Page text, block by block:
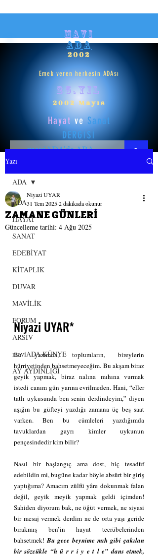
mavi
ADA
2002
Emek veren herkesin ADAsı
25.yıl
2002 Mayıs
HayatveSanat
DERGİSİ
SANAT
GİRİŞ YAP
Yazı
ADA
HAYAT
SANAT
EDEBİYAT
KİTAPLIK
DUVAR
MAVİLİK
FORUM
ARSİV
maviADA KÜNYE
AY AYDINLIĞI
ADA
ZAMANE GÜNLERİ
Niyazi UYAR
31 Tem 20252 dakikada okunur
Güncelleme tarihi: 4 Ağu 2025
Niyazi UYAR*
Bu yazımda, toplumların, bireylerin
hürriyetinden bahsetmeyeceğim. Bu akşam biraz
geyik yapmak, biraz nalına mıhına vurmak
istedi canım gün yarına evrilmeden. Hani, “eller
tatlı uykusunda ben senin derdindeyim,” diyen
aşığın bu güfteyi yazdığı zamana üç beş saat
varken. Ben bu cümleleri yazdığımda
tavuklardan gayrı kimler uykunun
pençesindedir kim bilir?
Nasıl bir başlangıç ama dost, hiç tesadüf
edebildin mi, bugüne kadar böyle absürt bir giriş
yaptığıma? Amacım zülfü yâre dokunmak falan
değil, geyik meyik yapmak geldi içimden!
Sahiden diyorum bak, ne öğüt vermek, ne siyasi
bir mesaj vermek derdim ne de orta yaşı geride
bırakmış ben’in hayat tecrübelerinden
bahsetmek! Bu gece beynime mıh gibi çakılan
bir sözcükle “h ü r r i y e t l e” dans etmek,